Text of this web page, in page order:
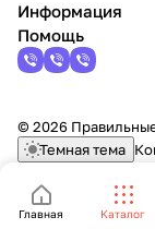
Главная Каталог
Информация
Помощь
© 2026
Темная тема